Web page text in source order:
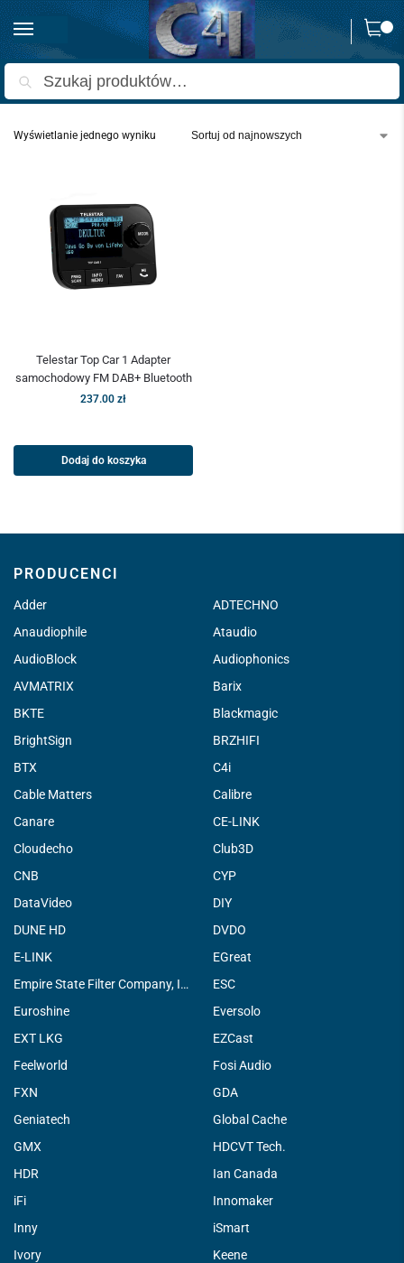
0
Strona główna Produkty oznaczone “adapter radia z bluetooth”
Wyświetlanie jednego wyniku
Telestar Top Car 1 Adapter
samochodowy FM DAB+ Bluetooth
237.00 zł
Dodaj do koszyka
PRODUCENCI
Adder
ADTECHNO
Anaudiophile
Ataudio
AudioBlock
Audiophonics
AVMATRIX
Barix
BKTE
Blackmagic
BrightSign
BRZHIFI
BTX
C4i
Cable Matters
Calibre
Canare
CE-LINK
Cloudecho
Club3D
CNB
CYP
DataVideo
DIY
DUNE HD
DVDO
E-LINK
EGreat
Empire State Filter Company, INC.
ESC
Euroshine
Eversolo
EXT LKG
EZCast
Feelworld
Fosi Audio
FXN
GDA
Geniatech
Global Cache
GMX
HDCVT Tech.
HDR
Ian Canada
iFi
Innomaker
Inny
iSmart
Ivory
Keene